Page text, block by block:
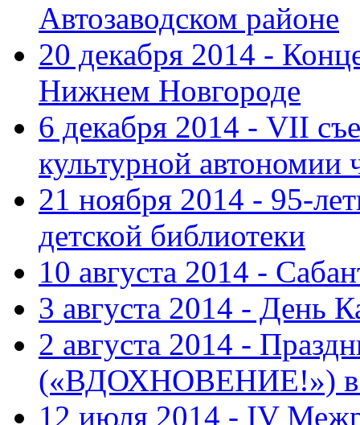
Автозаводском районе
20 декабря 2014 -
Нижнем Новгороде
6 декабря 2014 - VII
культурной автономии
21 ноября 2014 - 95-
детской библиотеки
10 августа 2014 -
3 августа 2014 - День
2 августа 2014 -
(«ВДОХНОВЕНИЕ!») в
12 июля 2014 - IV